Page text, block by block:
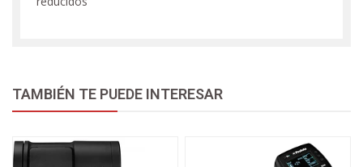
TAMBIÉN TE PUEDE INTERESAR